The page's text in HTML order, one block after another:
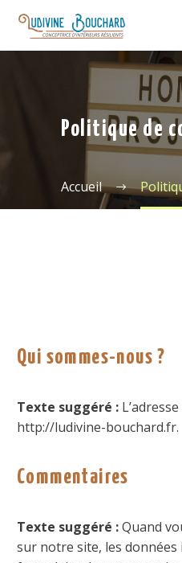
Politique de
Accueil
Qui sommes-nous ?
Texte suggéré :
http://ludivine-bouchard.fr.
Commentaires
Texte suggéré :Quand
sur notre site, les données